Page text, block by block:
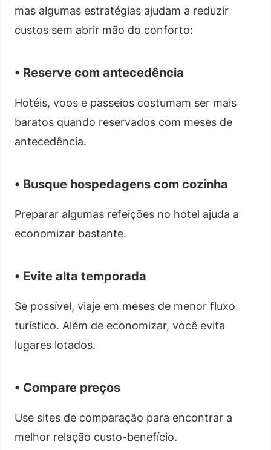
mas algumas estratégias ajudam a reduzir
custos sem abrir mão do conforto:
• Reserve com antecedência
Hotéis, voos e passeios costumam ser mais
baratos quando reservados com meses de
antecedência.
• Busque hospedagens com cozinha
Preparar algumas refeições no hotel ajuda a
economizar bastante.
• Evite alta temporada
Se possível, viaje em meses de menor fluxo
turístico. Além de economizar, você evita
lugares lotados.
• Compare preços
Use sites de comparação para encontrar a
melhor relação custo-benefício.